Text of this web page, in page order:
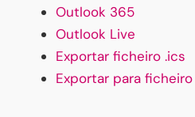
Outlook 365
Outlook Live
Exportar ficheiro .ics
Exportar para